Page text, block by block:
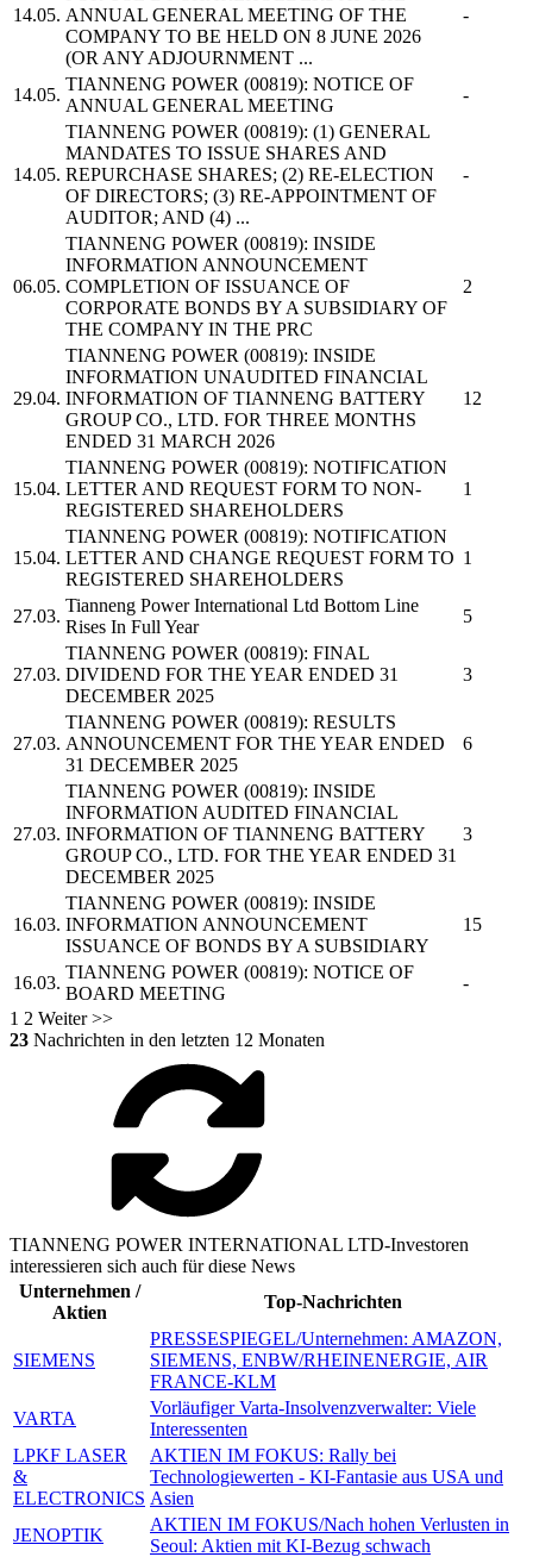
14.05. ANNUAL GENERAL MEETING OF THE
COMPANY TO BE HELD ON 8 JUNE 2026
(OR ANY ADJOURNMENT ...
-
14.05.
TIANNENG POWER (00819): NOTICE OF
ANNUAL GENERAL MEETING
-
14.05.
TIANNENG POWER (00819): (1) GENERAL
MANDATES TO ISSUE SHARES AND
REPURCHASE SHARES; (2) RE-ELECTION
OF DIRECTORS; (3) RE-APPOINTMENT OF
AUDITOR; AND (4) ...
-
06.05.
TIANNENG POWER (00819): INSIDE
INFORMATION ANNOUNCEMENT
COMPLETION OF ISSUANCE OF
CORPORATE BONDS BY A SUBSIDIARY OF
THE COMPANY IN THE PRC
2
29.04.
TIANNENG POWER (00819): INSIDE
INFORMATION UNAUDITED FINANCIAL
INFORMATION OF TIANNENG BATTERY
GROUP CO., LTD. FOR THREE MONTHS
ENDED 31 MARCH 2026
12
15.04.
TIANNENG POWER (00819): NOTIFICATION
LETTER AND REQUEST FORM TO NON-
REGISTERED SHAREHOLDERS
1
15.04.
TIANNENG POWER (00819): NOTIFICATION
LETTER AND CHANGE REQUEST FORM TO
REGISTERED SHAREHOLDERS
1
27.03.
Tianneng Power International Ltd Bottom Line
Rises In Full Year
5
27.03.
TIANNENG POWER (00819): FINAL
DIVIDEND FOR THE YEAR ENDED 31
DECEMBER 2025
3
27.03.
TIANNENG POWER (00819): RESULTS
ANNOUNCEMENT FOR THE YEAR ENDED
31 DECEMBER 2025
6
27.03.
TIANNENG POWER (00819): INSIDE
INFORMATION AUDITED FINANCIAL
INFORMATION OF TIANNENG BATTERY
GROUP CO., LTD. FOR THE YEAR ENDED 31
DECEMBER 2025
3
16.03.
TIANNENG POWER (00819): INSIDE
INFORMATION ANNOUNCEMENT
ISSUANCE OF BONDS BY A SUBSIDIARY
15
16.03.
TIANNENG POWER (00819): NOTICE OF
BOARD MEETING
-
1 2 Weiter >>
23 Nachrichten in den letzten 12 Monaten
TIANNENG POWER INTERNATIONAL LTD-Investoren
interessieren sich auch für diese News
Unternehmen /
Aktien
Top-Nachrichten
SIEMENS
PRESSESPIEGEL/Unternehmen: AMAZON,
SIEMENS, ENBW/RHEINENERGIE, AIR
FRANCE-KLM
VARTA
Vorläufiger Varta-Insolvenzverwalter: Viele
Interessenten
LPKF LASER
&
ELECTRONICS
AKTIEN IM FOKUS: Rally bei
Technologiewerten - KI-Fantasie aus USA und
Asien
JENOPTIK
AKTIEN IM FOKUS/Nach hohen Verlusten in
Seoul: Aktien mit KI-Bezug schwach